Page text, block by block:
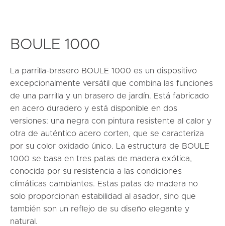
BOULE 1000
La parrilla-brasero BOULE 1000 es un dispositivo
excepcionalmente versátil que combina las funciones
de una parrilla y un brasero de jardín. Está fabricado
en acero duradero y está disponible en dos
versiones: una negra con pintura resistente al calor y
otra de auténtico acero corten, que se caracteriza
por su color oxidado único. La estructura de BOULE
1000 se basa en tres patas de madera exótica,
conocida por su resistencia a las condiciones
climáticas cambiantes. Estas patas de madera no
solo proporcionan estabilidad al asador, sino que
también son un reflejo de su diseño elegante y
natural.